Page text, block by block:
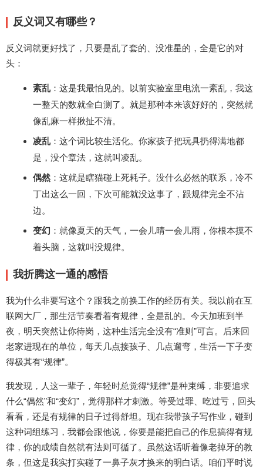
反义词又有哪些？
反义词就更好找了，只要是乱了套的、没准星的，全是它的对
头：
紊乱 ：这是我最怕见的。以前实验室里电流一紊乱，我这
一整天的数就全白测了。就是那种本来该好好的，突然就
像乱麻一样揪扯不清。
凌乱 ：这个词比较生活化。你家孩子把玩具扔得满地都
是，没个章法，这就叫凌乱。
偶然 ：这就是瞎猫碰上死耗子。没什么必然的联系，冷不
丁出这么一回，下次可能就没这事了，跟规律完全不沾
边。
变幻 ：就像夏天的天气，一会儿晴一会儿雨，你根本摸不
着头脑，这就叫没规律。
我折腾这一通的感悟
我为什么非要写这个？跟我之前换工作的经历有关。我以前在互
联网大厂，那生活节奏看着有规律，全是乱的。今天加班到半
夜，明天突然让你待岗，这种生活完全没有“准则”可言。后来回
老家进现在的单位，每天几点接孩子、几点遛弯，生活一下子变
得极其有“规律”。
我发现，人这一辈子，年轻时总觉得“规律”是种束缚，非要追求
什么“偶然”和“变幻”，觉得那样才刺激。等受过罪、吃过亏，回头
看看，还是有规律的日子过得舒坦。现在我带孩子写作业，碰到
这种词组练习，我都会跟他说，你要是能把自己的作息搞得有规
律，你的成绩自然就有法则可循了。虽然这话听着像老掉牙的教
条，但这是我实打实碰了一鼻子灰才换来的明白话。咱们平时说